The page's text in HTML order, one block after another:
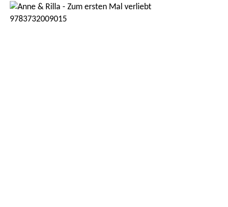
Bildergalerie überspringen